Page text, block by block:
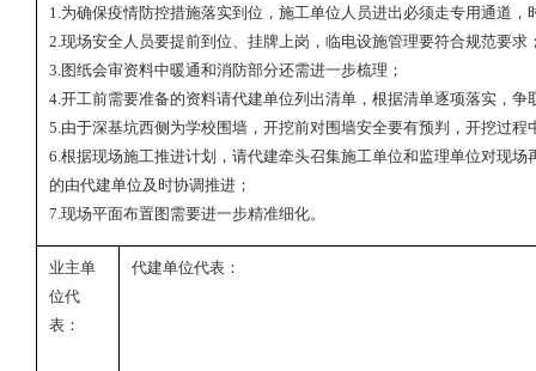
1.为确保疫情防控措施落实到位，施工单位人员进出必须走专用通道
2.现场安全人员要提前到位、挂牌上岗，临电设施管理要符合规范要求
3.图纸会审资料中暖通和消防部分还需进一步梳理；
4.开工前需要准备的资料请代建单位列出清单，根据清单逐项落实，争
5.由于深基坑西侧为学校围墙，开挖前对围墙安全要有预判，开挖过
6.根据现场施工推进计划，请代建牵头召集施工单位和监理单位对现
的由代建单位及时协调推进；
7.现场平面布置图需要进一步精准细化。
业主单
位代
表：
代建单位代表：